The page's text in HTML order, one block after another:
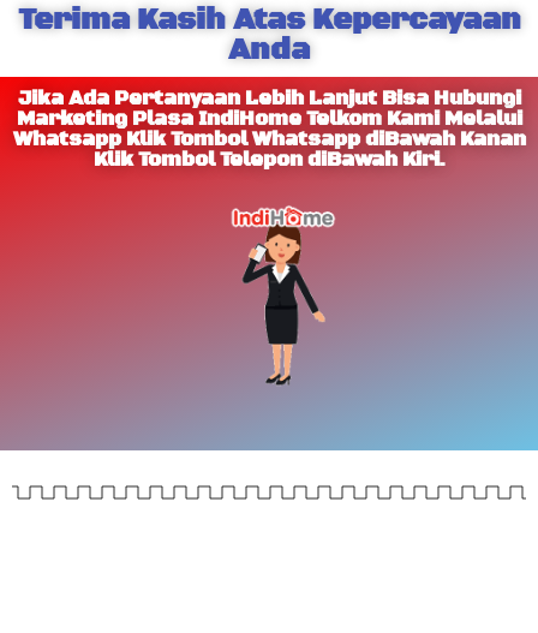
Terima Kasih Atas Kepercayaan
Anda
Jika Ada Pertanyaan Lebih Lanjut Bisa Hubungi
Marketing Plasa IndiHome Telkom Kami Melalui
Whatsapp Klik Tombol Whatsapp diBawah Kanan
Klik Tombol Telepon diBawah Kiri.